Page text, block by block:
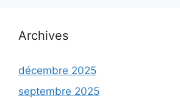
Archives
décembre 2025
septembre 2025